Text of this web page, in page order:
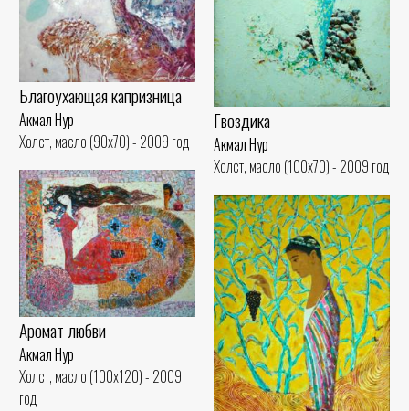
Гвоздика
Акмал Нур
Холст, масло (100x70) - 2009 год
Благоухающая капризница
Акмал Нур
Холст, масло (90x70) - 2009 год
Аромат любви
Акмал Нур
Холст, масло (100x120) - 2009
год